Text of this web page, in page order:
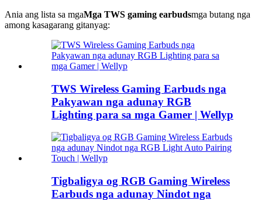
Ania ang lista sa mgaMga TWS gaming earbudsmga butang nga
among kasagarang gitanyag:
TWS Wireless Gaming Earbuds nga
Pakyawan nga adunay RGB
Lighting para sa mga Gamer | Wellyp
Tigbaligya og RGB Gaming Wireless
Earbuds nga adunay Nindot nga